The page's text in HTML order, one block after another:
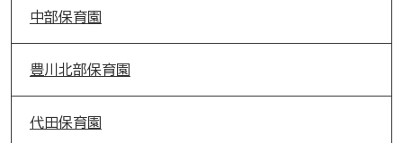
中部保育園
豊川北部保育園
代田保育園